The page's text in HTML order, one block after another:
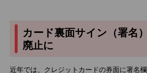
カード裏面サイン（署名
廃止に
近年では、クレジットカードの券面に署名